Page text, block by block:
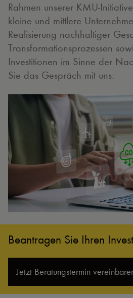
Rahmen unserer KMU-
kleine und mittlere
Realisierung nachhaltiger
Transformationsprozessen
Investitionen im Sinne der
Sie das Gespräch mit uns.
Beantragen Sie Ihren
Jetzt Beratungs­termin